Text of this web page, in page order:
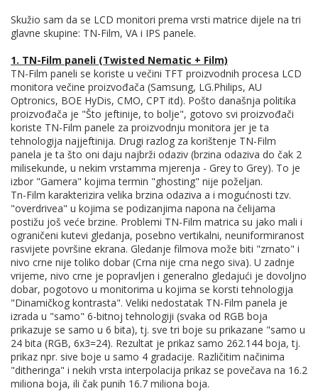
Skužio sam da se LCD monitori prema vrsti matrice dijele na tri
glavne skupine: TN-Film, VA i IPS panele.
1. TN-Film paneli (Twisted Nematic + Film)
TN-Film paneli se koriste u večini TFT proizvodnih procesa LCD
monitora večine proizvođača (Samsung, LG.Philips, AU
Optronics, BOE HyDis, CMO, CPT itd). Pošto današnja politika
proizvođača je "Što jeftinije, to bolje", gotovo svi proizvođači
koriste TN-Film panele za proizvodnju monitora jer je ta
tehnologija najjeftinija. Drugi razlog za korištenje TN-Film
panela je ta što oni daju najbrži odaziv (brzina odaziva do čak 2
milisekunde, u nekim vrstamma mjerenja - Grey to Grey). To je
izbor "Gamera" kojima termin "ghosting" nije poželjan.
Tn-Film karakterizira velika brzina odaziva a i mogućnosti tzv.
"overdrivea" u kojima se podizanjima napona na čelijama
postižu još veće brzine. Problemi TN-Film matrica su jako mali i
ograničeni kutevi gledanja, posebno vertikalni, neuniformiranost
rasvijete površine ekrana. Gledanje filmova može biti "zrnato" i
nivo crne nije toliko dobar (Crna nije crna nego siva). U zadnje
vrijeme, nivo crne je popravljen i generalno gledajući je dovoljno
dobar, pogotovo u monitorima u kojima se korsti tehnologija
"Dinamičkog kontrasta". Veliki nedostatak TN-Film panela je
izrada u "samo" 6-bitnoj tehnologiji (svaka od RGB boja
prikazuje se samo u 6 bita), tj. sve tri boje su prikazane "samo u
24 bita (RGB, 6x3=24). Rezultat je prikaz samo 262.144 boja, tj.
prikaz npr. sive boje u samo 4 gradacije. Različitim načinima
"ditheringa" i nekih vrsta interpolacija prikaz se povečava na 16.2
miliona boja, ili čak punih 16.7 miliona boja.